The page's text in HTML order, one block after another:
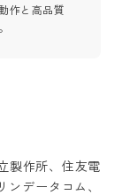
作と高品質
製作所、住友電
データコム、